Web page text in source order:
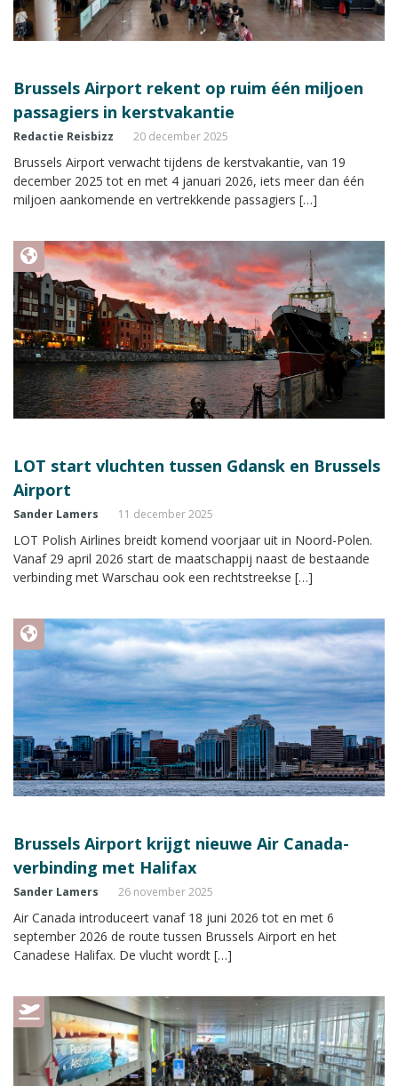
Brussels Airport rekent op ruim één miljoen
passagiers in kerstvakantie
Redactie Reisbizz 20 december 2025
Brussels Airport verwacht tijdens de kerstvakantie, van 19
december 2025 tot en met 4 januari 2026, iets meer dan één
miljoen aankomende en vertrekkende passagiers […]
LOT start vluchten tussen Gdansk en Brussels
Airport
Sander Lamers 11 december 2025
LOT Polish Airlines breidt komend voorjaar uit in Noord-Polen.
Vanaf 29 april 2026 start de maatschappij naast de bestaande
verbinding met Warschau ook een rechtstreekse […]
Brussels Airport krijgt nieuwe Air Canada-
verbinding met Halifax
Sander Lamers 26 november 2025
Air Canada introduceert vanaf 18 juni 2026 tot en met 6
september 2026 de route tussen Brussels Airport en het
Canadese Halifax. De vlucht wordt […]